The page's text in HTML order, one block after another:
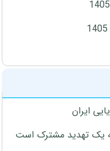
ایران
یک تهدید مشترک است